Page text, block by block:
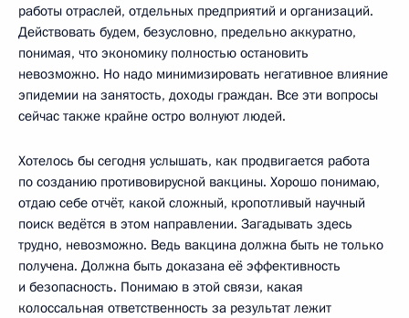
работы отраслей, отдельных предприятий и организаций.
Действовать будем, безусловно, предельно аккуратно,
понимая, что экономику полностью остановить
невозможно. Но надо минимизировать негативное влияние
эпидемии на занятость, доходы граждан. Все эти вопросы
сейчас также крайне остро волнуют людей.
Хотелось бы сегодня услышать, как продвигается работа
по созданию противовирусной вакцины. Хорошо понимаю,
отдаю себе отчёт, какой сложный, кропотливый научный
поиск ведётся в этом направлении. Загадывать здесь
трудно, невозможно. Ведь вакцина должна быть не только
получена. Должна быть доказана её эффективность
и безопасность. Понимаю в этой связи, какая
колоссальная ответственность за результат лежит